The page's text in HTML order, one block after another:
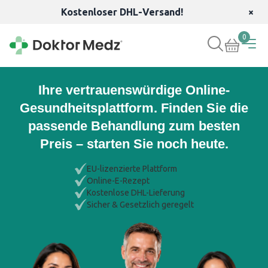
Kostenloser DHL-Versand! ×
0
Ihre vertrauenswürdige Online-
Gesundheitsplattform. Finden Sie die
passende Behandlung zum besten
Preis – starten Sie noch heute.
EU-lizenzierte Plattform
Online-E-Rezept
Kostenlose DHL-Lieferung
Sicher & Gesetzlich geregelt